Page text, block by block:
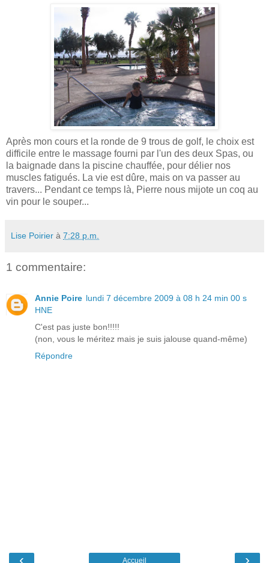
Après mon cours et la ronde de 9 trous de golf, le choix est
difficile entre le massage fourni par l'un des deux Spas, ou
la baignade dans la piscine chauffée, pour délier nos
muscles fatigués. La vie est dûre, mais on va passer au
travers... Pendant ce temps là, Pierre nous mijote un coq au
vin pour le souper...
Lise Poirier à 7:28 p.m.
1 commentaire:
Annie Poire lundi 7 décembre 2009 à 08 h 24 min 00 s
HNE
C'est pas juste bon!!!!!
(non, vous le méritez mais je suis jalouse quand-même)
Répondre
‹ ›
Accueil